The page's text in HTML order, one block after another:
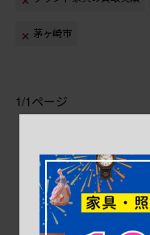
茅ヶ崎市
1/1ページ